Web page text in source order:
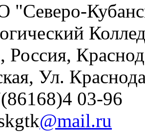
Россия,
Ул.
03-96
@mail.ru